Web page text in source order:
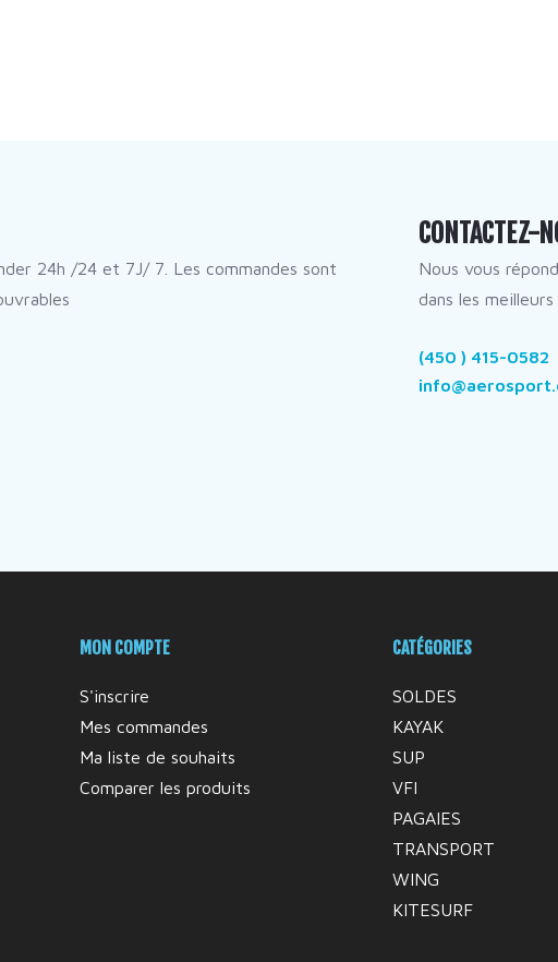
24h /24 et 7J/ 7. Les commandes sont
CONTACTEZ-
Nous vous
dans les
(450 ) 415-0582
MON COMPTE
S'inscrire
Mes commandes
Ma liste de souhaits
Comparer les produits
CATÉGORIES
SOLDES
KAYAK
SUP
VFI
PAGAIES
TRANSPORT
WING
KITESURF